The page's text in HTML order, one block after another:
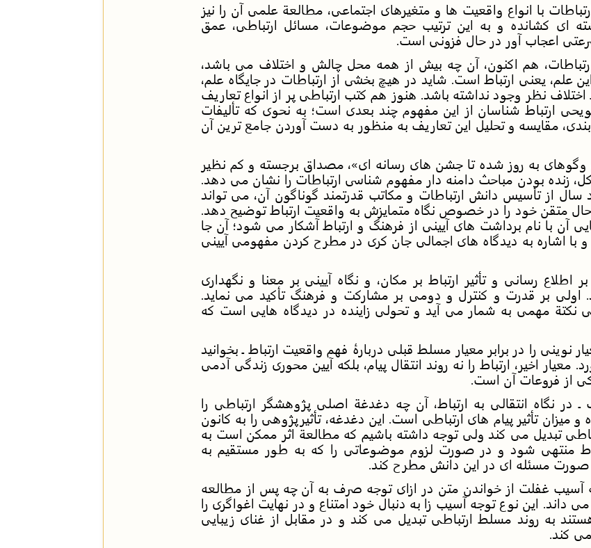
با انواع واقعیت ها و متغیرهای اجتماعی، مطالعة علمی آن را نیز
ای کشانده و به این ترتیب حجم موضوعات، مسائل ارتباطی، عمق
اعجاب آور در حال فزونی است.
هم اکنون، آن چه بیش از همه محل چالش و اختلاف می باشد،
علم، یعنی ارتباط است. شاید در هیچ بخشی از ارتباطات در جایگاه علم،
اختلاف نظر وجود نداشته باشد. هنوز هم کتب ارتباطی پر از انواع تعاریف
ارتباط شناسان از این مفهوم چند بعدی است؛ به نحوی که تألیفات
بندی، مقایسه و تحلیل این تعاریف به منظور به دست آوردن جامع ترین آن
وگوهای به روز شده تا جشن های رسانه ای»، مصداق برجسته و کم نظیر
زنده بودن مباحث دامنه دار مفهوم شناسی ارتباطات را نشان می دهد.
از تأسیس دانش ارتباطات و مکاتب قدرتمند گوناگون آن، می تواند
متقن خود را در خصوص نگاه متمایزش به واقعیت ارتباط توضیح دهد.
آن با نام برداشت های آیینی از فرهنگ و ارتباط آشکار می شود؛ آن جا
با اشاره به دیدگاه های اجمالی جان کری در مطرح کردن مفهومی آیینی
اطلاع رسانی و تأثیر ارتباط بر مکان، و نگاه آیینی بر معنا و نگهداری
اولی بر قدرت و کنترل و دومی بر مشارکت و فرهنگ تأکید می نماید.
نکتة مهمی به شمار می آید و تحولی زاینده در دیدگاه هایی است که
را در برابر معیار مسلط قبلی دربارۀ فهم واقعیت ارتباط ـ بخوانید
معیار اخیر، ارتباط را نه روند انتقال پیام، بلکه آیین محوری زندگی آدمی
از فروعات آن است.
ـ در نگاه انتقالی به ارتباط، آن چه دغدغة اصلی پژوهشگر ارتباطی را
تأثیر پیام های ارتباطی است. این دغدغه، تأثیرپژوهی را به کانون
تبدیل می کند ولی توجه داشته باشیم که مطالعة اثر ممکن است به
منتهی شود و در صورت لزوم موضوعاتی را که به طور مستقیم به
صورت مسئله ای در این دانش مطرح کند.
آسیب غفلت از خواندن متن در ازای توجه صرف به آن چه پس از مطالعه
داند. این نوع توجه آسیب زا به دنبال خود امتناع و در نهایت اغواگری را
هستند به روند مسلط ارتباطی تبدیل می کند و در مقابل از غنای زیبایی
کند.